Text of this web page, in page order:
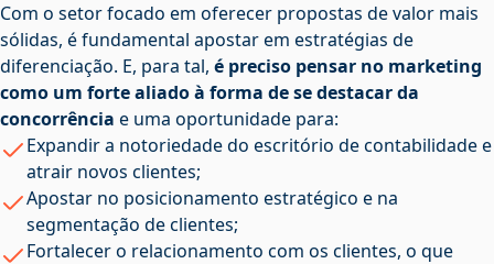
Com o setor focado em oferecer propostas de valor mais
sólidas, é fundamental apostar em estratégias de
diferenciação. E, para tal, é preciso pensar no marketing
como um forte aliado à forma de se destacar da
concorrência e uma oportunidade para:
Expandir a notoriedade do escritório de contabilidade e
atrair novos clientes;
Apostar no posicionamento estratégico e na
segmentação de clientes;
Fortalecer o relacionamento com os clientes, o que